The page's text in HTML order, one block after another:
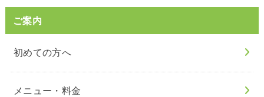
ご案内
初めての方へ
メニュー・料金